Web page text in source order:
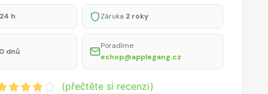
h Záruka 2 roky
dnů
Poradíme
eshop@applegang.cz
(přečtěte si recenzi)